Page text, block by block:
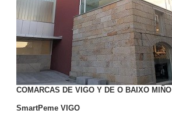
COMARCAS DE VIGO Y DE O BAIXO MIÑO
SmartPeme VIGO